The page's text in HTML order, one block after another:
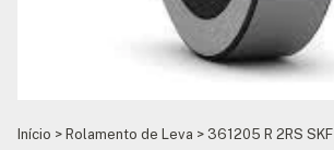
Início > Rolamento de Leva > 361205 R 2RS SKF